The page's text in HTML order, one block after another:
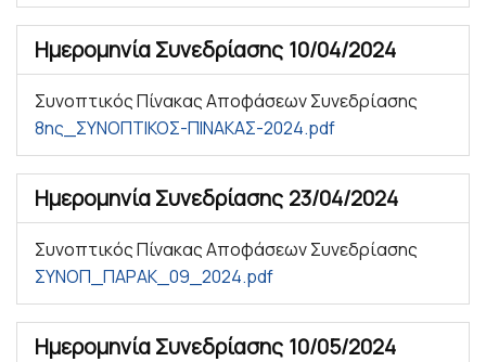
Ημερομηνία Συνεδρίασης 10/04/2024
Συνοπτικός Πίνακας Αποφάσεων Συνεδρίασης
8ης_ΣΥΝΟΠΤΙΚΟΣ-ΠΙΝΑΚΑΣ-2024.pdf
Ημερομηνία Συνεδρίασης 23/04/2024
Συνοπτικός Πίνακας Αποφάσεων Συνεδρίασης
ΣΥΝΟΠ_ΠΑΡΑΚ_09_2024.pdf
Ημερομηνία Συνεδρίασης 10/05/2024